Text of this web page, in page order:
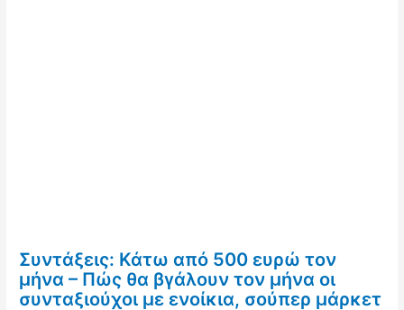
Συντάξεις: Κάτω από 500 ευρώ τον
μήνα – Πώς θα βγάλουν τον μήνα οι
συνταξιούχοι με ενοίκια, σούπερ μάρκετ